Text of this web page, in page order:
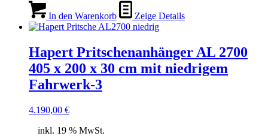
In den Warenkorb Zeige Details
Hapert Pritschenanhänger AL 2700
405 x 200 x 30 cm mit niedrigem
Fahrwerk-3
4.190,00 €
inkl. 19 % MwSt.